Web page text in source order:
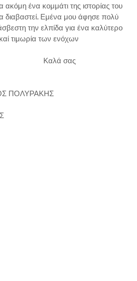
ένα κομμάτι της ιστορίας του
διαβαστεί. Εμένα μου άφησε πολύ
την ελπίδα για ένα καλύτερο
τιμωρία των ενόχων
σας
ΠΟΛΥΡΑΚΗΣ